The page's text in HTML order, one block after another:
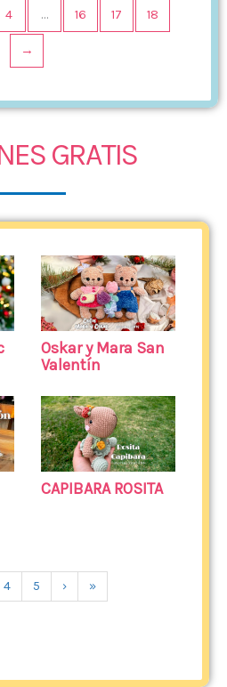
4 … 16 17 18
→
GRATIS
Oskar y Mara San
Valentín
CAPIBARA ROSITA
4 5 › »